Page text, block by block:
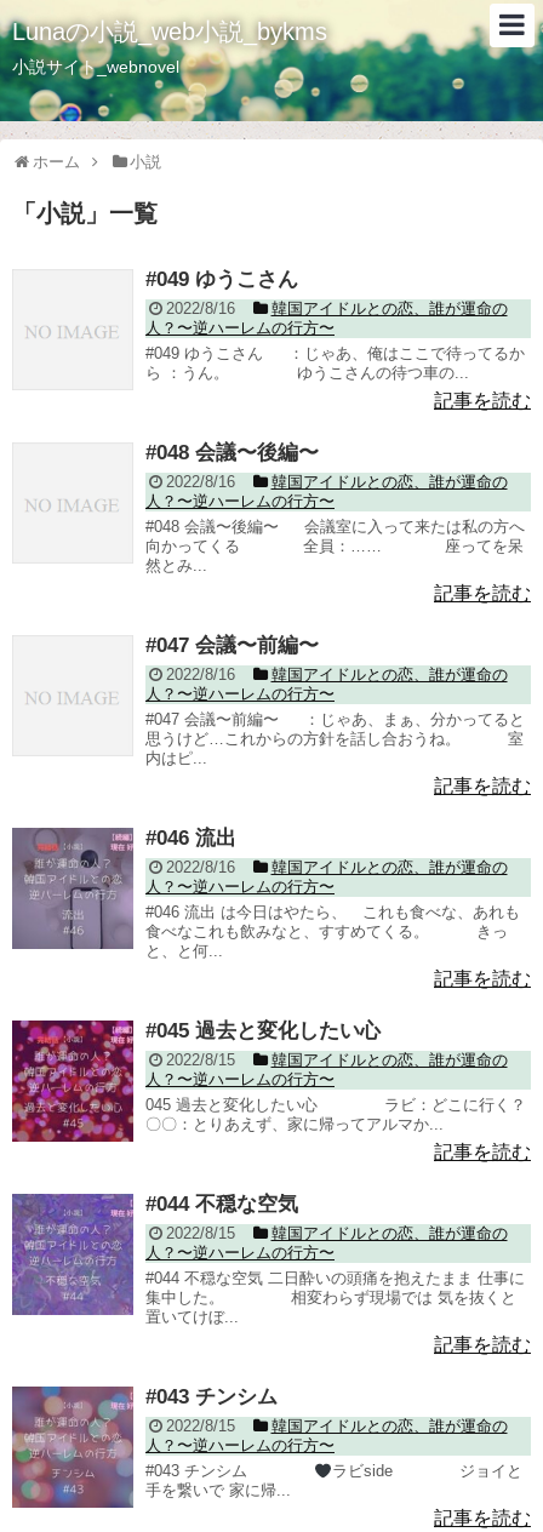
Lunaの小説_web小説_bykms
小説サイト_webnovel
ホーム 小説
「 小説」 一覧
#049 ゆうこさん
2022/8/16
韓国アイドルとの恋、誰が運命の
人？〜逆ハーレムの行方〜
#049 ゆうこさん ：じゃあ、俺はここで待ってるか
ら ：うん。 ゆうこさんの待つ車の...
記事を読む
#048 会議〜後編〜
2022/8/16
韓国アイドルとの恋、誰が運命の
人？〜逆ハーレムの行方〜
#048 会議〜後編〜 会議室に入って来たは私の方へ
向かってくる 全員：…… 座ってを呆
然とみ...
記事を読む
#047 会議〜前編〜
2022/8/16
韓国アイドルとの恋、誰が運命の
人？〜逆ハーレムの行方〜
#047 会議〜前編〜 ：じゃあ、まぁ、分かってると
思うけど…これからの方針を話し合おうね。 室
内はピ...
記事を読む
#046 流出
2022/8/16
韓国アイドルとの恋、誰が運命の
人？〜逆ハーレムの行方〜
#046 流出 は今日はやたら、 これも食べな、あれも
食べなこれも飲みなと、すすめてくる。 きっ
と、と何...
記事を読む
#045 過去と変化したい心
2022/8/15
韓国アイドルとの恋、誰が運命の
人？〜逆ハーレムの行方〜
045 過去と変化したい心 ラビ：どこに行く？
〇〇：とりあえず、家に帰ってアルマか...
記事を読む
#044 不穏な空気
2022/8/15
韓国アイドルとの恋、誰が運命の
人？〜逆ハーレムの行方〜
#044 不穏な空気 二日酔いの頭痛を抱えたまま 仕事に
集中した。 相変わらず現場では 気を抜くと
置いてけぼ...
記事を読む
#043 チンシム
2022/8/15
韓国アイドルとの恋、誰が運命の
人？〜逆ハーレムの行方〜
#043 チンシム
ラビside ジョイと
手を繋いで 家に帰...
記事を読む